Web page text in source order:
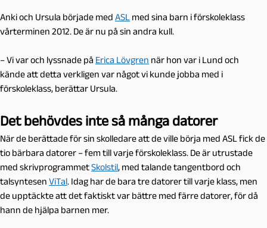
Anki och Ursula började med ASL med sina barn i förskoleklass
vårterminen 2012. De är nu på sin andra kull.
– Vi var och lyssnade på Erica Lövgren när hon var i Lund och
kände att detta verkligen var något vi kunde jobba med i
förskoleklass, berättar Ursula.
Det behövdes inte så många datorer
När de berättade för sin skolledare att de ville börja med ASL fick de
tio bärbara datorer – fem till varje förskoleklass. De är utrustade
med skrivprogrammetSkolstil, med talande tangentbord och
talsyntesen ViTal. Idag har de bara tre datorer till varje klass, men
de upptäckte att det faktiskt var bättre med färre datorer, för då
hann de hjälpa barnen mer.